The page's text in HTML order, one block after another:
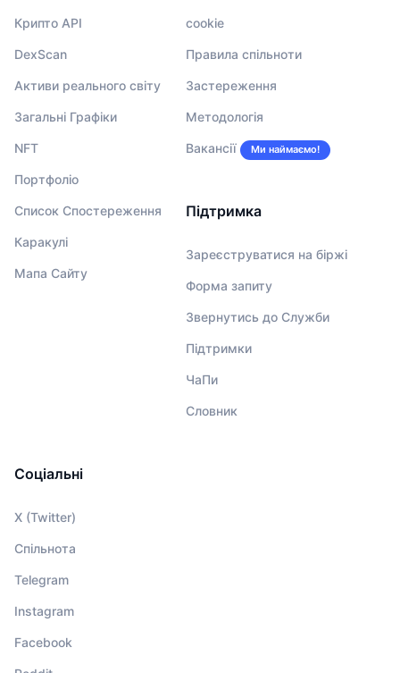
Крипто API
DexScan
Активи реального світу
Загальні Графіки
NFT
Портфоліо
Список Спостереження
Каракулі
Мапа Сайту
cookie
Правила спільноти
Застереження
Методологія
Вакансії Ми наймаємо!
Підтримка
Зареєструватися на біржі
Форма запиту
Звернутись до Служби
Підтримки
ЧаПи
Словник
Соціальні
X (Twitter)
Спільнота
Telegram
Instagram
Facebook